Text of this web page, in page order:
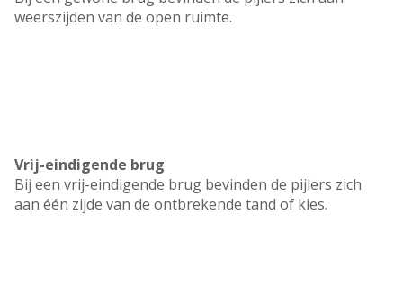
weerszijden van de open ruimte.
Vrij-eindigende brug
Bij een vrij-eindigende brug bevinden de pijlers zich
aan één zijde van de ontbrekende tand of kies.